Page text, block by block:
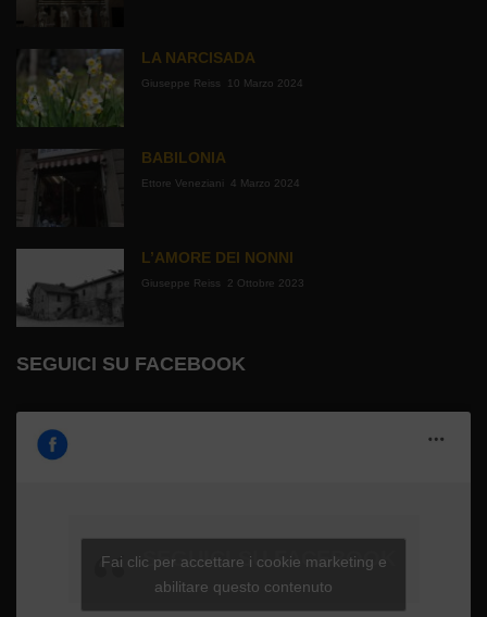
LA NARCISADA
Giuseppe Reiss 10 Marzo 2024
BABILONIA
Ettore Veneziani 4 Marzo 2024
L’AMORE DEI NONNI
Giuseppe Reiss 2 Ottobre 2023
SEGUICI SU FACEBOOK
SEGUICI SU FACEBOOK
Fai clic per accettare i cookie marketing e
abilitare questo contenuto